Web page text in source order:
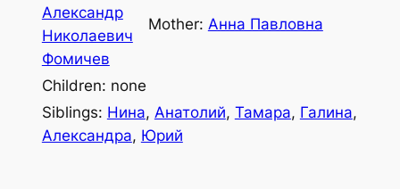
Александр
Николаевич
Фомичев
Mother: Анна Павловна
Children: none
Siblings: Нина, Анатолий, Тамара, Галина,
Александра, Юрий